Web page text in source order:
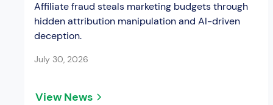
Affiliate fraud steals marketing budgets through
hidden attribution manipulation and AI-driven
deception.
July 30, 2026
View News